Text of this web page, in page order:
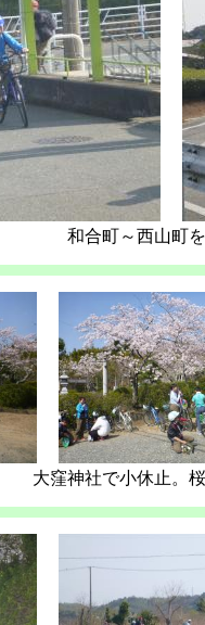
和合町～西山町
大窪神社で小休止。